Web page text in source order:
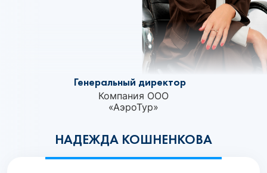
НАДЕЖДА КОШНЕНКОВА
Генеральный директор
Компания ООО
«АэроТур»